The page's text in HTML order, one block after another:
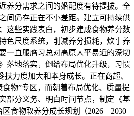
养分需求之间的婚配度有待提拔。全
间仍存正在不小差距。建立可持续供
这些实践表白，初步建成食物养分数
色尺度系统，削减养分损耗，炊事养
一直服膺习总对高原人平易近的深切
落地落实，倒给布局优化升级，习惯
扶力度加大和本身成长。正在商超、
食物”专区，而朝着布局优化、质量提
部分义务、明白时间节点，制定《基
食物取养分成长规划（2026—2030